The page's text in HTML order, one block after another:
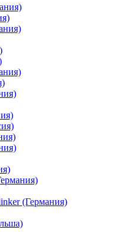
(Германия)